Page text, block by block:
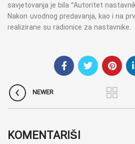
savjetovanja je bila “Autoritet
Nakon uvodnog predavanja, kao i na
realizirane su radionice za nastavnike.
NEWER
KOMENTARIŠI